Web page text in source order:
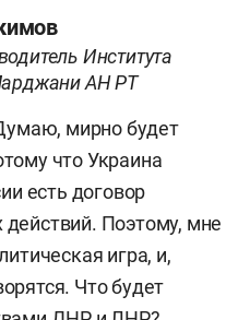
Института
АН РТ
мирно будет
что Украина
есть договор
Поэтому, мне
игра, и,
Что будет